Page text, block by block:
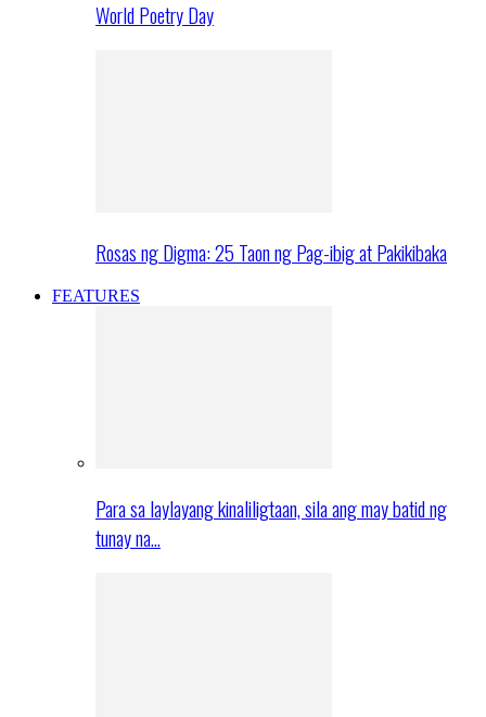
World Poetry Day
Rosas ng Digma: 25 Taon ng Pag-ibig at Pakikibaka
FEATURES
Para sa laylayang kinaliligtaan, sila ang may batid ng
tunay na…